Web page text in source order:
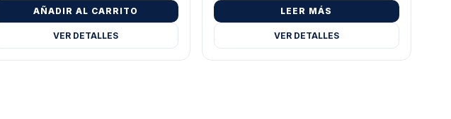
AÑADIR AL CARRITO
VER DETALLES
LEER MÁS
VER DETALLES